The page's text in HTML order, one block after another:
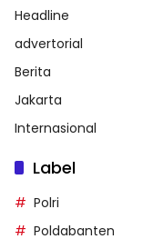
Headline
advertorial
Berita
Jakarta
Internasional
Label
Polri
Poldabanten